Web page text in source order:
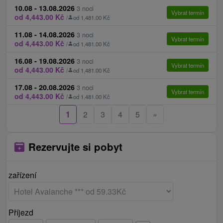
10.08 - 13.08.2026 3 noci
od 4,443.00 Kč / od 1,481.00 Kč
Vybrat termín
11.08 - 14.08.2026 3 noci
od 4,443.00 Kč / od 1,481.00 Kč
Vybrat termín
16.08 - 19.08.2026 3 noci
od 4,443.00 Kč / od 1,481.00 Kč
Vybrat termín
17.08 - 20.08.2026 3 noci
od 4,443.00 Kč / od 1,481.00 Kč
Vybrat termín
1 2 3 4 5 »
Rezervujte si pobyt
zařízení
Příjezd